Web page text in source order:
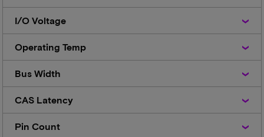
Voltage
I/O Voltage
TempOperating Temp
WidthBus Width
Latency
CAS Latency
CountPin Count